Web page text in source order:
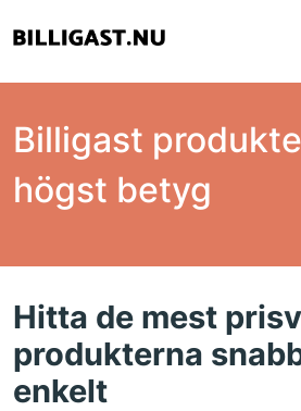
Billigast
högst betyg
Hitta de mest
produkterna
enkelt